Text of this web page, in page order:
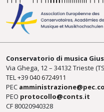
Conservatorio di musica
Via Ghega, 12 – 34132 Trieste
TEL +39040 6724911
PEC
PEO protocollo@conts.it
CF 80020940328